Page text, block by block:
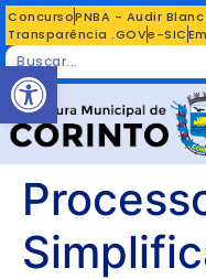
ConcursoPNBA - Audir
Transparência .GOVe-SIC
Abrir a barra de